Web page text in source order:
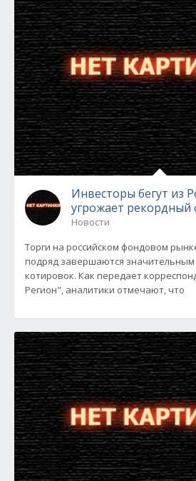
Инвесторы бегут из
угрожает рекордный
Новости
Торги на российском фондовом
подряд завершаются
котировок. Как передает
Регион", аналитики отмечают, что